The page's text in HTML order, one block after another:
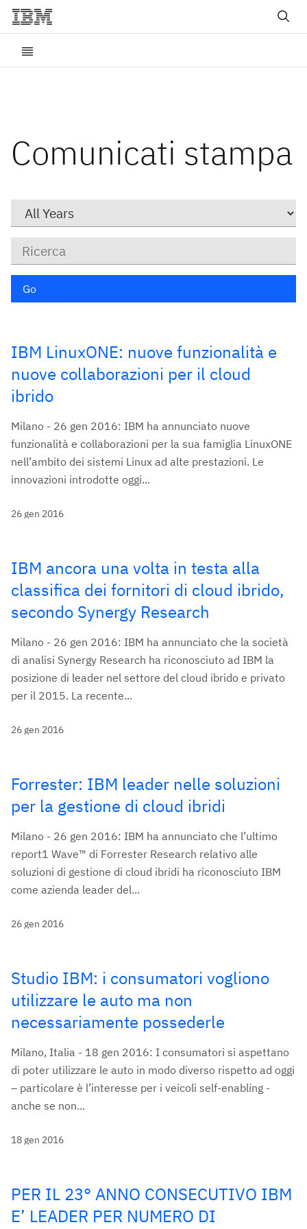
Comunicati stampa
chiave
Go
IBM LinuxONE: nuove funzionalità e
nuove collaborazioni per il cloud
ibrido
Milano - 26 gen 2016: IBM ha annunciato nuove
funzionalità e collaborazioni per la sua famiglia LinuxONE
nell’ambito dei sistemi Linux ad alte prestazioni. Le
innovazioni introdotte oggi...
26 gen 2016
IBM ancora una volta in testa alla
classifica dei fornitori di cloud ibrido,
secondo Synergy Research
Milano - 26 gen 2016: IBM ha annunciato che la società
di analisi Synergy Research ha riconosciuto ad IBM la
posizione di leader nel settore del cloud ibrido e privato
per il 2015. La recente...
26 gen 2016
Forrester: IBM leader nelle soluzioni
per la gestione di cloud ibridi
Milano - 26 gen 2016: IBM ha annunciato che l’ultimo
report1 Wave™ di Forrester Research relativo alle
soluzioni di gestione di cloud ibridi ha riconosciuto IBM
come azienda leader del...
26 gen 2016
Studio IBM: i consumatori vogliono
utilizzare le auto ma non
necessariamente possederle
Milano, Italia - 18 gen 2016: I consumatori si aspettano
di poter utilizzare le auto in modo diverso rispetto ad oggi
– particolare è l’interesse per i veicoli self-enabling -
anche se non...
18 gen 2016
PER IL 23° ANNO CONSECUTIVO IBM
E’ LEADER PER NUMERO DI